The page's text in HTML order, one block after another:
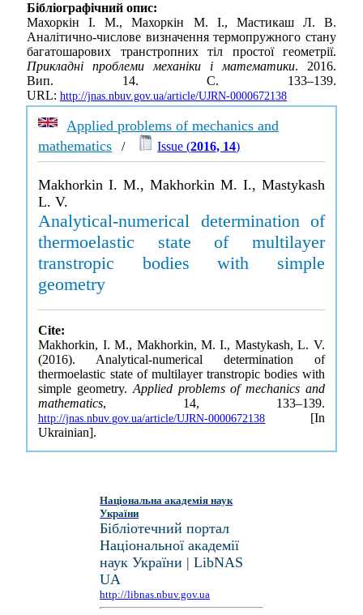
Бібліографічний опис:
Махоркін І. М., Махоркін М. І., Мастикаш Л. В.
Аналітично-числове визначення термопружного стану
багатошарових транстропних тіл простої геометрії.
Прикладні проблеми механіки і математики. 2016.
Вип. 14. С. 133–139.
URL: http://jnas.nbuv.gov.ua/article/UJRN-0000672138
Applied problems of mechanics and
mathematics / Issue (2016, 14)
Makhorkin I. M., Makhorkin M. I., Mastykash
L. V.
Analytical-numerical determination of
thermoelastic state of multilayer
transtropic bodies with simple
geometry
Cite:
Makhorkin, I. M., Makhorkin, M. I., Mastykash, L. V.
(2016). Analytical-numerical determination of
thermoelastic state of multilayer transtropic bodies with
simple geometry. Applied problems of mechanics and
mathematics, 14, 133–139.
http://jnas.nbuv.gov.ua/article/UJRN-0000672138 [In
Ukrainian].
Національна академія наук
України
Бібліотечний портал
Національної академії
наук України | LibNAS
UA
http://libnas.nbuv.gov.ua